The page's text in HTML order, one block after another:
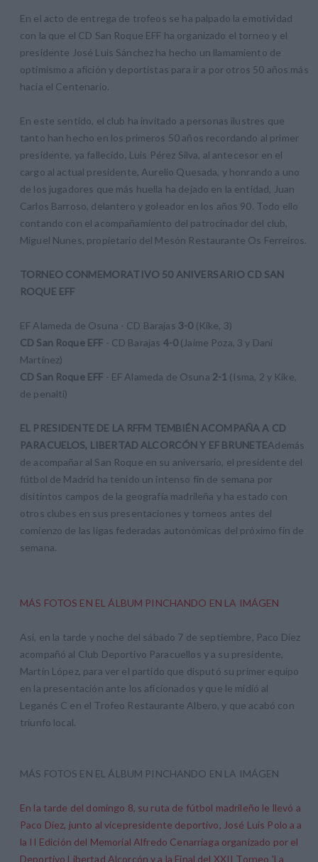
En el acto de entrega de trofeos se ha palpado la emotividad
con la que el CD San Roque EFF ha organizado el torneo y el
presidente José Luis Sánchez ha hecho un llamamiento de
optimismo a afición y deportistas para ir a por otros 50 años más
hacia el Centenario.
En este sentido, el club ha invitado a personas ilustres que
tanto han hecho en los primeros 50 años recordando al primer
presidente, ya fallecido, Luis Pérez Silva, al antecesor en el
cargo al actual presidente, Aurelio Quesada, y honrando a uno
de los jugadores que más huella ha dejado en la entidad, Juan
Carlos Barroso, delantero y goleador en los años 90. Todo ello
contando con el acompañamiento del patrocinador del club,
Miguel Nunes, propietario del Mesón Restaurante Os Ferreiros.
TORNEO CONMEMORATIVO 50 ANIVERSARIO CD SAN
ROQUE EFF
EF Alameda de Osuna - CD Barajas 3-0 (Kike, 3)
CD San Roque EFF - CD Barajas 4-0(Jaime Poza, 3 y Dani
Martínez)
CD San Roque EFF - EF Alameda de Osuna 2-1 (Isma, 2 y Kike,
de penalti)
EL PRESIDENTE DE LA RFFM TEMBIÉN ACOMPAÑA A CD
PARACUELOS, LIBERTAD ALCORCÓN Y EF BRUNETEAdemás
de acompañar al San Roque en su aniversario, el presidente del
fútbol de Madrid ha tenido un intenso fin de semana por
disitintos campos de la geografía madrileña y ha estado con
otros clubes en sus presentaciones y torneos antes del
comienzo de las ligas federadas autonómicas del próximo fin de
semana.
MÁS FOTOS EN EL ÁLBUM PINCHANDO EN LA IMÁGEN
Así, en la tarde y noche del sábado 7 de septiembre, Paco Díez
acompañó al Club Deportivo Paracuellos y a su presidente,
Martín López, para ver el partido que disputó su primer equipo
en la presentación ante los aficionados y que le midió al
Leganés C en el Trofeo Restaurante Albero, y que acabó con
triunfo local.
MÁS FOTOS EN EL ÁLBUM PINCHANDO EN LA IMÁGEN
En la tarde del domingo 8, su ruta de fútbol madrileño le llevó a
Paco Díez, junto al vicepresidente deportivo, José Luis Polo a a
la II Edición del Memorial Alfredo Cenarriaga organizado por el
Deportivo Libertad Alcorcón y a la Final del XXII Torneo 'La